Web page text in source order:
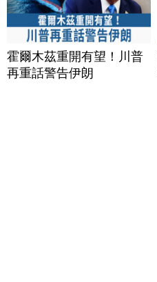
霍爾木茲重開有望！川普
再重話警告伊朗